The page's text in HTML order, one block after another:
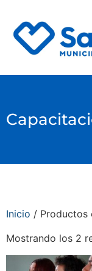
Inicio / Productos
Mostrando los 2